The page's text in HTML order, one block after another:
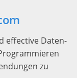
effective Daten-
zu